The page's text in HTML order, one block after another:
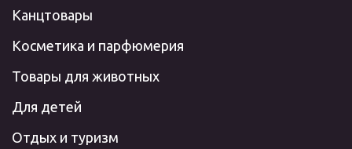
Канцтовары
Косметика и парфюмерия
Товары для животных
Для детей
Отдых и туризм